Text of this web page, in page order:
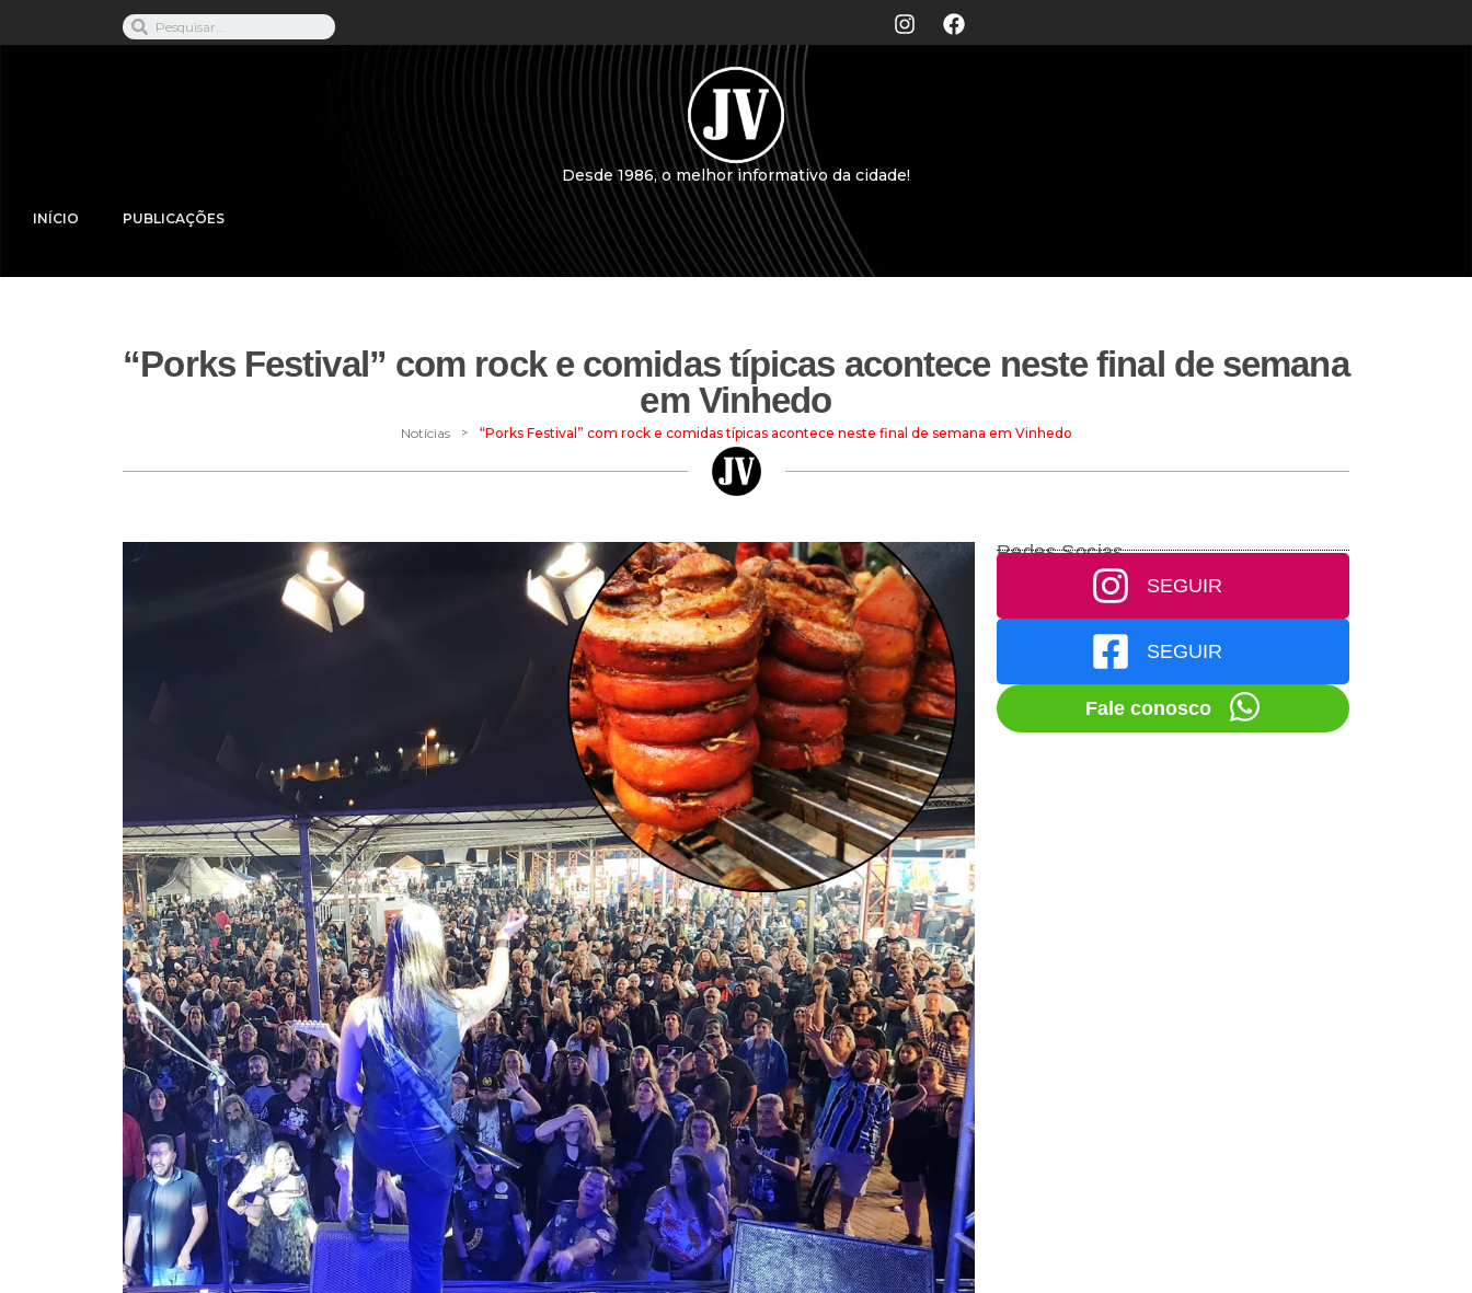
Desde 1986, o melhor informativo da cidade!
INÍCIO PUBLICAÇÕES
“Porks Festival” com rock e comidas típicas acontece neste final de semana
em Vinhedo
Notícias > “Porks Festival” com rock e comidas típicas acontece neste final de semana em Vinhedo
Redes Socias
SEGUIR
SEGUIR
Fale conosco